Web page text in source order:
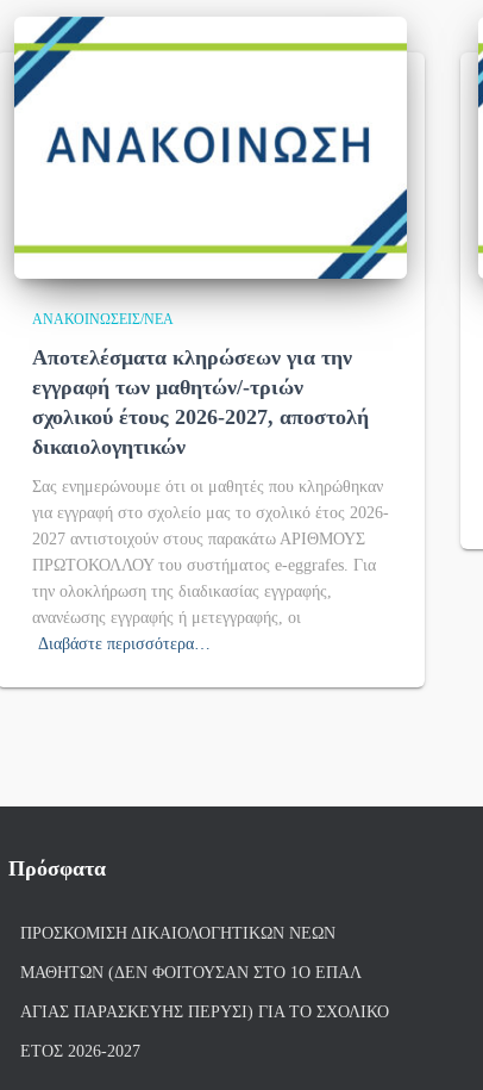
ΑΝΑΚΟΙΝΏΣΕΙΣ/ΝΈΑ
Αποτελέσματα κληρώσεων για την
εγγραφή των μαθητών/-τριών
σχολικού έτους 2026-2027, αποστολή
δικαιολογητικών
Σας ενημερώνουμε ότι οι μαθητές που κληρώθηκαν
για εγγραφή στο σχολείο μας το σχολικό έτος 2026-
2027 αντιστοιχούν στους παρακάτω ΑΡΙΘΜΟΥΣ
ΠΡΩΤΟΚΟΛΛΟΥ του συστήματος e-eggrafes. Για
την ολοκλήρωση της διαδικασίας εγγραφής,
ανανέωσης εγγραφής ή μετεγγραφής, οι
Διαβάστε περισσότερα…
Πρόσφατα
ΠΡΟΣΚΌΜΙΣΗ ΔΙΚΑΙΟΛΟΓΗΤΙΚΏΝ ΝΈΩΝ
ΜΑΘΗΤΏΝ (ΔΕΝ ΦΟΙΤΟΎΣΑΝ ΣΤΟ 1Ο ΕΠΑΛ
ΑΓΙΑΣ ΠΑΡΑΣΚΕΥΗΣ ΠΈΡΥΣΙ) ΓΙΑ ΤΟ ΣΧΟΛΙΚΌ
ΈΤΟΣ 2026-2027